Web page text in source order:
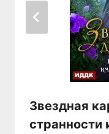
Звездная
странности